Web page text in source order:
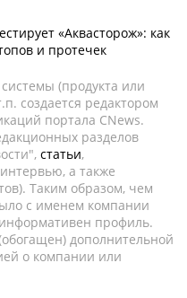
«Аквасторож»: как
и протечек
(продукта или
создается редактором
портала CNews.
разделов
статьи,
а также
Таким образом, чем
с именем компании
профиль.
дополнительной
о компании или